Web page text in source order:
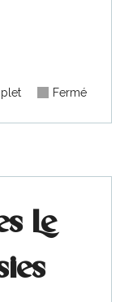
Fermé
Le